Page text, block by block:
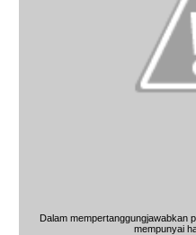
Dalam mempertanggungjawabkan
mempunyai